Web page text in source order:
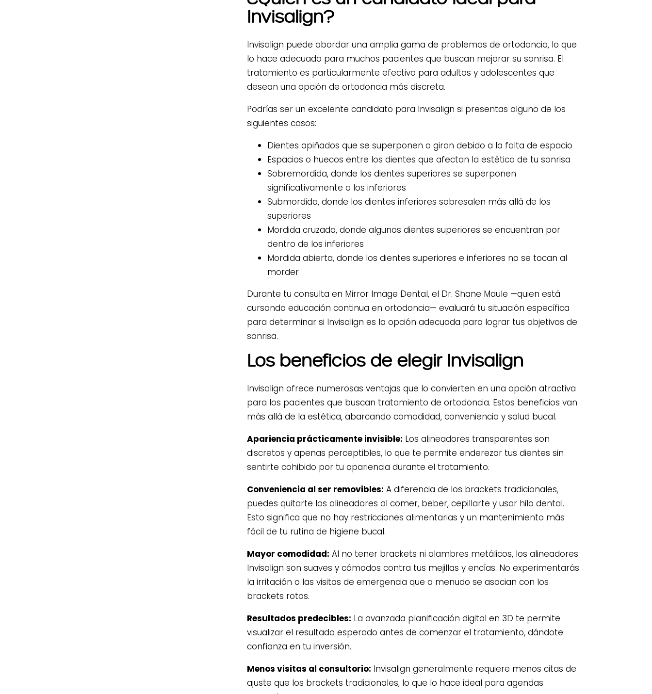
Invisalign?
Invisalign puede abordar una amplia gama de problemas de ortodoncia, lo que
lo hace adecuado para muchos pacientes que buscan mejorar su sonrisa. El
tratamiento es particularmente efectivo para adultos y adolescentes que
desean una opción de ortodoncia más discreta.
Podrías ser un excelente candidato para Invisalign si presentas alguno de los
siguientes casos:
Dientes apiñados que se superponen o giran debido a la falta de espacio
Espacios o huecos entre los dientes que afectan la estética de tu sonrisa
Sobremordida, donde los dientes superiores se superponen
significativamente a los inferiores
Submordida, donde los dientes inferiores sobresalen más allá de los
superiores
Mordida cruzada, donde algunos dientes superiores se encuentran por
dentro de los inferiores
Mordida abierta, donde los dientes superiores e inferiores no se tocan al
morder
Durante tu consulta en Mirror Image Dental, el Dr. Shane Maule —quien está
cursando educación continua en ortodoncia— evaluará tu situación específica
para determinar si Invisalign es la opción adecuada para lograr tus objetivos de
sonrisa.
Los beneficios de elegir Invisalign
Invisalign ofrece numerosas ventajas que lo convierten en una opción atractiva
para los pacientes que buscan tratamiento de ortodoncia. Estos beneficios van
más allá de la estética, abarcando comodidad, conveniencia y salud bucal.
Apariencia prácticamente invisible: Los alineadores transparentes son
discretos y apenas perceptibles, lo que te permite enderezar tus dientes sin
sentirte cohibido por tu apariencia durante el tratamiento.
Conveniencia al ser removibles: A diferencia de los brackets tradicionales,
puedes quitarte los alineadores al comer, beber, cepillarte y usar hilo dental.
Esto significa que no hay restricciones alimentarias y un mantenimiento más
fácil de tu rutina de higiene bucal.
Mayor comodidad: Al no tener brackets ni alambres metálicos, los alineadores
Invisalign son suaves y cómodos contra tus mejillas y encías. No experimentarás
la irritación o las visitas de emergencia que a menudo se asocian con los
brackets rotos.
Resultados predecibles: La avanzada planificación digital en 3D te permite
visualizar el resultado esperado antes de comenzar el tratamiento, dándote
confianza en tu inversión.
Menos visitas al consultorio: Invisalign generalmente requiere menos citas de
ajuste que los brackets tradicionales, lo que lo hace ideal para agendas